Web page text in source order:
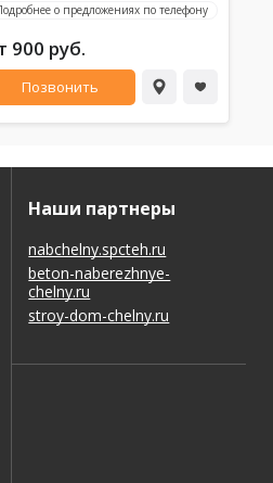
Дом на сутки 50 % процентов скидка
о предложениях по телефону
900 руб.
Позвонить
Наши партнеры
nabchelny.spcteh.ru
beton-naberezhnye-
chelny.ru
stroy-dom-chelny.ru